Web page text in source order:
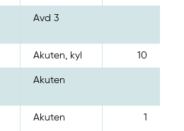
Avd 3
Akuten, kyl 10
Akuten
Akuten 1